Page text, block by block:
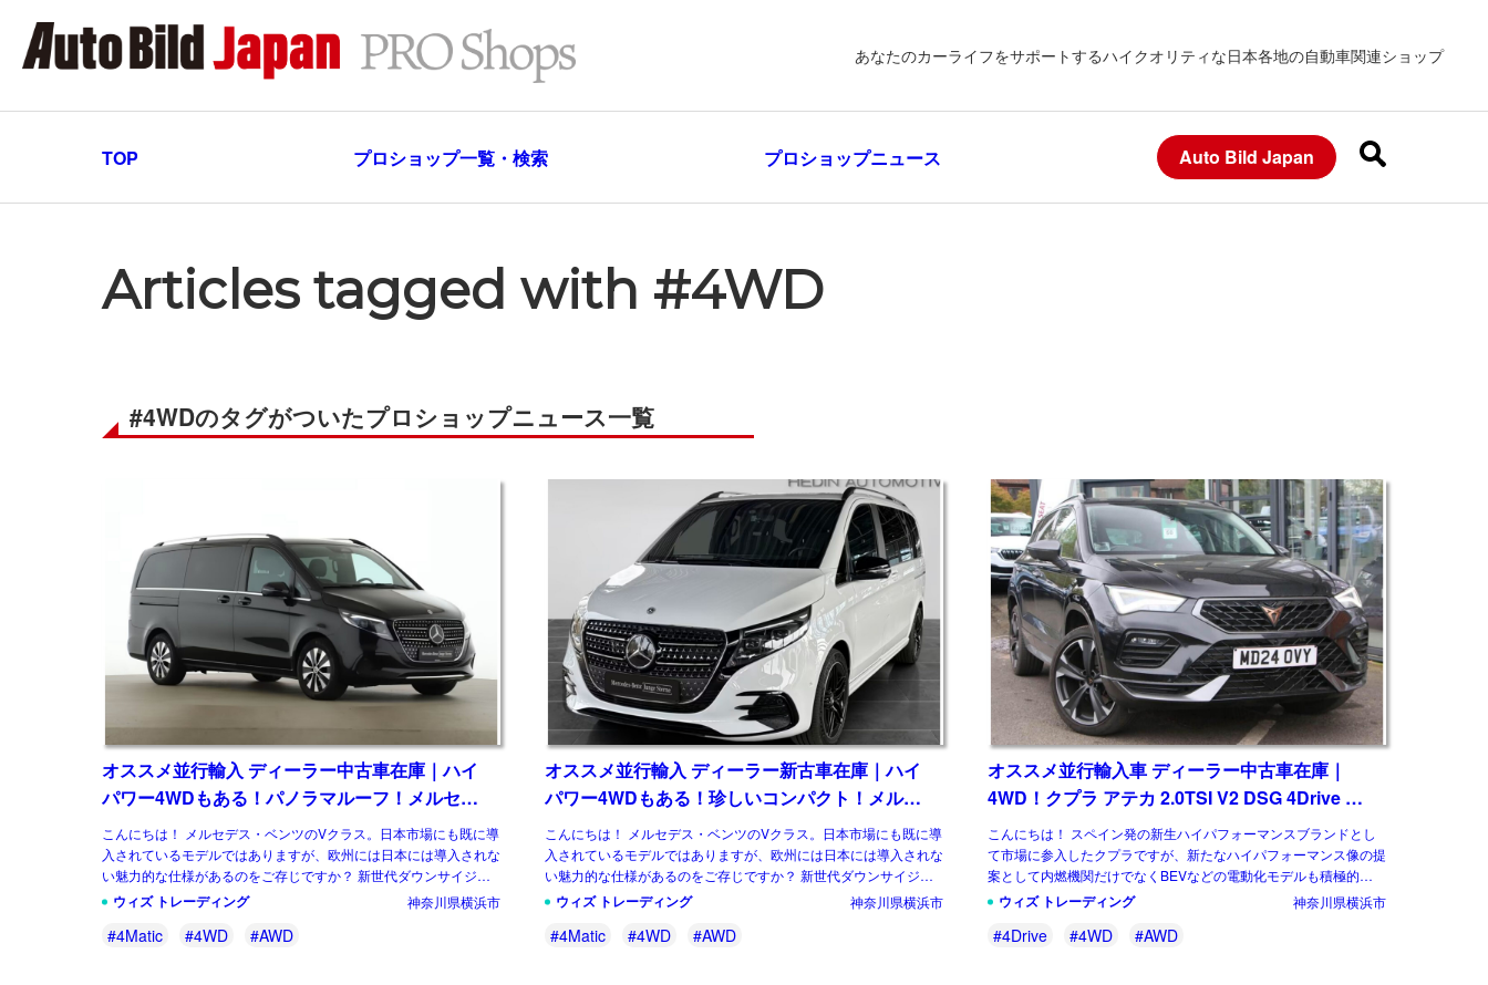
あなたのカーライフをサポートするハイクオリティな日本各地の自動車関連ショップ
TOP プロショップ一覧・検索 プロショップニュース Auto Bild Japan
Articles tagged with #4WD
#4WDのタグがついたプロショップニュース一覧
オススメ並行輸入 ディーラー中古車在庫｜ハイ
パワー4WDもある！パノラマルーフ！メルセデ
スベンツ Vクラス V300d アバンギャルド ロング
4Matic 9G-Tronic 左ハンドル
こんにちは！ メルセデス・ベンツのVクラス。日本市場にも既に導
入されているモデルではありますが、欧州には日本には導入されな
い魅力的な仕様があるのをご存じですか？ 新世代ダウンサイジン
グユニットに統一、クラス最強となるパワ […]
ウィズ トレーディング 神奈川県横浜市
#4Matic #4WD #AWD
オススメ並行輸入 ディーラー新古車在庫｜ハイ
パワー4WDもある！珍しいコンパクト！メルセ
デスベンツ Vクラス V300d STYLE AMG Line コ
ンパクト 4Matic 9G-Tronic 左ハンドル
こんにちは！ メルセデス・ベンツのVクラス。日本市場にも既に導
入されているモデルではありますが、欧州には日本には導入されな
い魅力的な仕様があるのをご存じですか？ 新世代ダウンサイジン
グユニットに統一、クラス最強となるパワ […]
ウィズ トレーディング 神奈川県横浜市
#4Matic #4WD #AWD
オススメ並行輸入車 ディーラー中古車在庫｜
4WD！クプラ アテカ 2.0TSI V2 DSG 4Drive 右
ハンドル
こんにちは！ スペイン発の新生ハイパフォーマンスブランドとし
て市場に参入したクプラですが、新たなハイパフォーマンス像の提
案として内燃機関だけでなくBEVなどの電動化モデルも積極的にリ
リースしてラインナップを拡充させていま […]
ウィズ トレーディング 神奈川県横浜市
#4Drive #4WD #AWD